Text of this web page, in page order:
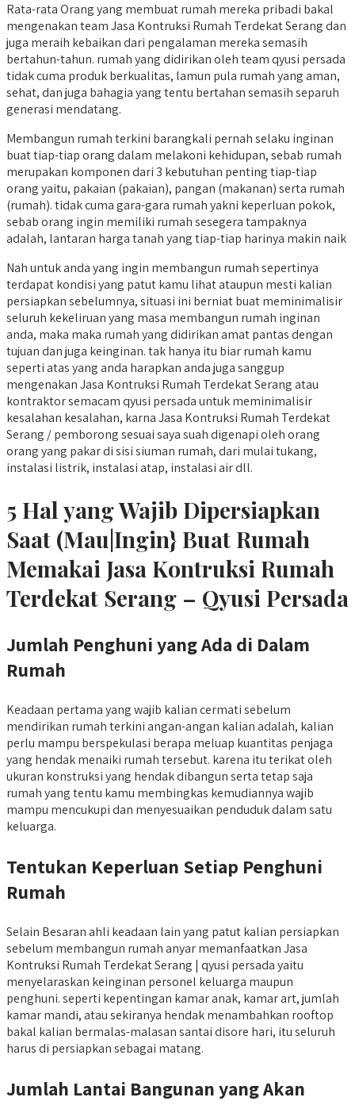
Rata-rata Orang yang membuat rumah mereka pribadi bakal
mengenakan team Jasa Kontruksi Rumah Terdekat Serang dan
juga meraih kebaikan dari pengalaman mereka semasih
bertahun-tahun. rumah yang didirikan oleh team qyusi persada
tidak cuma produk berkualitas, lamun pula rumah yang aman,
sehat, dan juga bahagia yang tentu bertahan semasih separuh
generasi mendatang.
Membangun rumah terkini barangkali pernah selaku inginan
buat tiap-tiap orang dalam melakoni kehidupan, sebab rumah
merupakan komponen dari 3 kebutuhan penting tiap-tiap
orang yaitu, pakaian (pakaian), pangan (makanan) serta rumah
(rumah). tidak cuma gara-gara rumah yakni keperluan pokok,
sebab orang ingin memiliki rumah sesegera tampaknya
adalah, lantaran harga tanah yang tiap-tiap harinya makin naik
Nah untuk anda yang ingin membangun rumah sepertinya
terdapat kondisi yang patut kamu lihat ataupun mesti kalian
persiapkan sebelumnya, situasi ini berniat buat meminimalisir
seluruh kekeliruan yang masa membangun rumah inginan
anda, maka maka rumah yang didirikan amat pantas dengan
tujuan dan juga keinginan. tak hanya itu biar rumah kamu
seperti atas yang anda harapkan anda juga sanggup
mengenakan Jasa Kontruksi Rumah Terdekat Serang atau
kontraktor semacam qyusi persada untuk meminimalisir
kesalahan kesalahan, karna Jasa Kontruksi Rumah Terdekat
Serang / pemborong sesuai saya suah digenapi oleh orang
orang yang pakar di sisi siuman rumah, dari mulai tukang,
instalasi listrik, instalasi atap, instalasi air dll.
5 Hal yang Wajib Dipersiapkan
Saat (Mau|Ingin} Buat Rumah
Memakai Jasa Kontruksi Rumah
Terdekat Serang – Qyusi Persada
Jumlah Penghuni yang Ada di Dalam
Rumah
Keadaan pertama yang wajib kalian cermati sebelum
mendirikan rumah terkini angan-angan kalian adalah, kalian
perlu mampu berspekulasi berapa meluap kuantitas penjaga
yang hendak menaiki rumah tersebut. karena itu terikat oleh
ukuran konstruksi yang hendak dibangun serta tetap saja
rumah yang tentu kamu membingkas kemudiannya wajib
mampu mencukupi dan menyesuaikan penduduk dalam satu
keluarga.
Tentukan Keperluan Setiap Penghuni
Rumah
Selain Besaran ahli keadaan lain yang patut kalian persiapkan
sebelum membangun rumah anyar memanfaatkan Jasa
Kontruksi Rumah Terdekat Serang | qyusi persada yaitu
menyelaraskan keinginan personel keluarga maupun
penghuni. seperti kepentingan kamar anak, kamar art, jumlah
kamar mandi, atau sekiranya hendak menambahkan rooftop
bakal kalian bermalas-malasan santai disore hari, itu seluruh
harus di persiapkan sebagai matang.
Jumlah Lantai Bangunan yang Akan